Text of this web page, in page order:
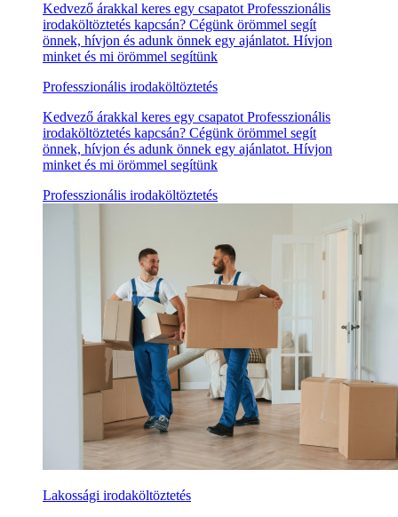
Kedvező árakkal keres egy csapatot Professzionális
irodaköltöztetés kapcsán? Cégünk örömmel segít
önnek, hívjon és adunk önnek egy ajánlatot. Hívjon
minket és mi örömmel segítünk
Professzionális irodaköltöztetés
Kedvező árakkal keres egy csapatot Professzionális
irodaköltöztetés kapcsán? Cégünk örömmel segít
önnek, hívjon és adunk önnek egy ajánlatot. Hívjon
minket és mi örömmel segítünk
Professzionális irodaköltöztetés
Lakossági irodaköltöztetés